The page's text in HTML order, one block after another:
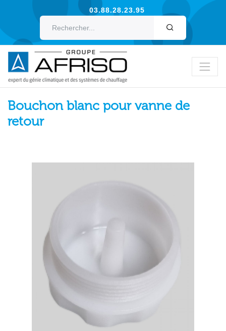
03.88.28.23.95
Bouchon blanc pour vanne de
retour